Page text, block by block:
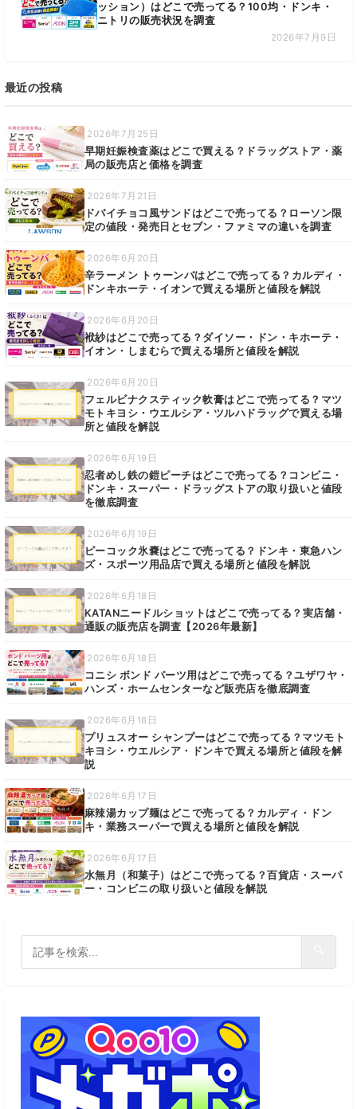
ッション）はどこで売ってる？100均・ドンキ・
ニトリの販売状況を調査
2026年7月9日
最近の投稿
2026年7月25日
早期妊娠検査薬はどこで買える？ドラッグストア・薬
局の販売店と価格を調査
2026年7月21日
ドバイチョコ風サンドはどこで売ってる？ローソン限
定の値段・発売日とセブン・ファミマの違いを調査
2026年6月20日
辛ラーメン トゥーンバはどこで売ってる？カルディ・
ドンキホーテ・イオンで買える場所と値段を解説
2026年6月20日
袱紗はどこで売ってる？ダイソー・ドン・キホーテ・
イオン・しまむらで買える場所と値段を解説
2026年6月20日
フェルビナクスティック軟膏はどこで売ってる？マツ
モトキヨシ・ウエルシア・ツルハドラッグで買える場
所と値段を解説
2026年6月19日
忍者めし鉄の鎧ピーチはどこで売ってる？コンビニ・
ドンキ・スーパー・ドラッグストアの取り扱いと値段
を徹底調査
2026年6月19日
ピーコック氷嚢はどこで売ってる？ドンキ・東急ハン
ズ・スポーツ用品店で買える場所と値段を解説
2026年6月18日
KATANニードルショットはどこで売ってる？実店舗・
通販の販売店を調査【2026年最新】
2026年6月18日
コニシ ボンド パーツ用はどこで売ってる？ユザワヤ・
ハンズ・ホームセンターなど販売店を徹底調査
2026年6月18日
プリュスオー シャンプーはどこで売ってる？マツモト
キヨシ・ウエルシア・ドンキで買える場所と値段を解
説
2026年6月17日
麻辣湯カップ麺はどこで売ってる？カルディ・ドン
キ・業務スーパーで買える場所と値段を解説
2026年6月17日
水無月（和菓子）はどこで売ってる？百貨店・スーパ
ー・コンビニの取り扱いと値段を解説